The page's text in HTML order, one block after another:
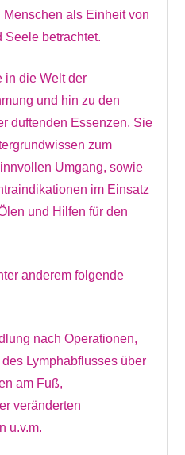
als Einheit von
Seele betrachtet.
in die Welt der
und hin zu den
duftenden Essenzen. Sie
zum
Umgang, sowie
im Einsatz
und Hilfen für den
anderem folgende
nach Operationen,
Lymphabflusses über
am Fuß,
veränderten
u.v.m.